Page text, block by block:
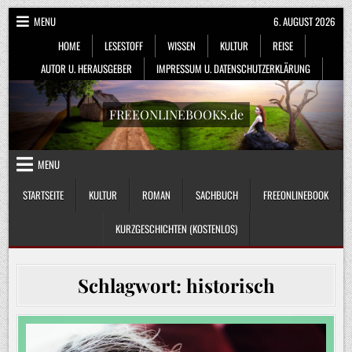
Skip
to
content
MENU
HOME
LESESTOFF WISSEN KULTUR
REISE
AUTOR U. HERAUSGEBER
IMPRESSUM U. DATENSCHUTZERKLÄRUNG
6. AUGUST 2026
FREEONLINEBOOKS.de
MENU
STARTSEITE
KULTUR ROMAN SACHBUCH FREEONLINEBOOK
KURZGESCHICHTEN (KOSTENLOS)
Schlagwort: historisch